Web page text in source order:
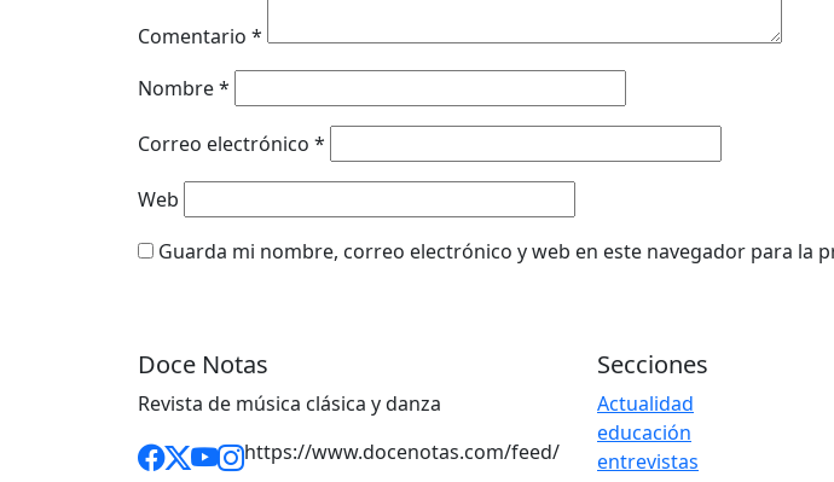
Comentario *
Nombre*
Correo electrónico *
Web
Guarda mi nombre, correo electrónico y web en este navegador para la
Doce Notas
Revista de música clásica y danza
https://www.docenotas.com/feed/
Secciones
Actualidad
educación
entrevistas